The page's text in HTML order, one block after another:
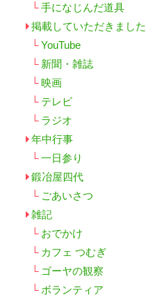
手になじんだ道具
掲載していただきました
YouTube
新聞・雑誌
映画
テレビ
ラジオ
年中行事
一日参り
鍛冶屋四代
ごあいさつ
雑記
おでかけ
カフェ つむぎ
ゴーヤの観察
ボランティア